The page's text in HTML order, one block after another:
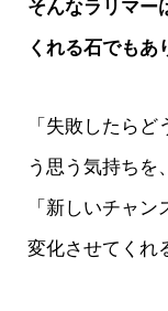
そんなラリマー
くれる石でもあ
「失敗したら
う思う気持ちを
「新しいチャ
変化させてくれ